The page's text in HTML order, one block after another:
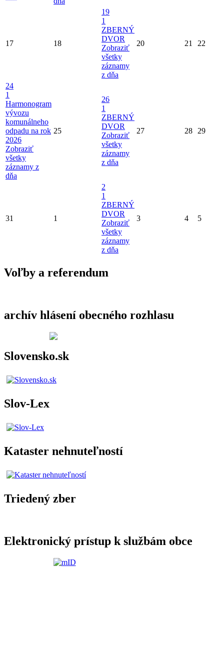
17 18
19
1
ZBERNÝ
DVOR
Zobraziť
všetky
záznamy
z dňa
20 21 22
24
1
Harmonogram
vývozu
komunálneho
odpadu na rok
2026
Zobraziť
všetky
záznamy z
dňa
25
26
1
ZBERNÝ
DVOR
Zobraziť
všetky
záznamy
z dňa
27 28 29
31 1
2
1
ZBERNÝ
DVOR
Zobraziť
všetky
záznamy
z dňa
3 4 5
Voľby a referendum
archív hlásení obecného rozhlasu
Slovensko.sk
Slov-Lex
Kataster nehnuteľností
Triedený zber
Elektronický prístup k službám obce